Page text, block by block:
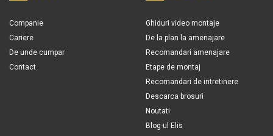
Companie
Cariere
De unde cumpar
Contact
Ghiduri video montaje
De la plan la amenajare
Recomandari amenajare
Etape de montaj
Recomandari de intretinere
Descarca brosuri
Noutati
Blog-ul Elis